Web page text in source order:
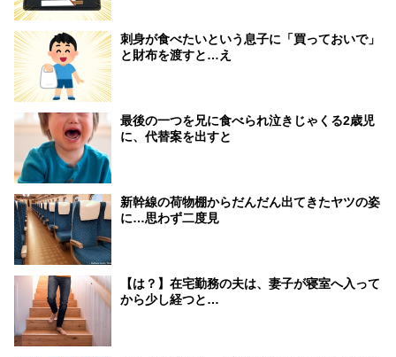
刺身が食べたいという息子に「買っておいで」
と財布を渡すと…え
最後の一つを兄に食べられ泣きじゃくる2歳児
に、代替案を出すと
新幹線の荷物棚からだんだん出てきたヤツの姿
に…思わず二度見
【は？】在宅勤務の夫は、妻子が寝室へ入って
から少し経つと…